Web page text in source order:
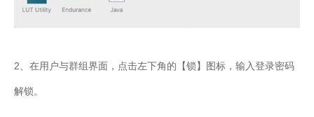
2、在用户与群组界面，点击左下角的【锁】图标，输入登录密码
解锁。